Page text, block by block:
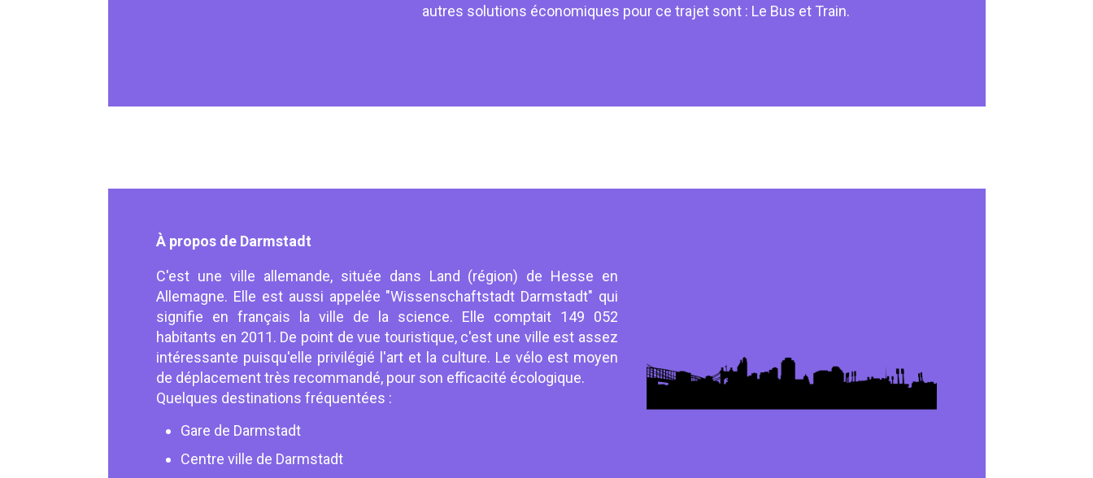
autres solutions économiques pour ce trajet sont : Le Bus et Train.
À propos de Darmstadt
C'est une ville allemande, située dans Land (région) de Hesse en
Allemagne. Elle est aussi appelée "Wissenschaftstadt Darmstadt" qui
signifie en français la ville de la science. Elle comptait 149 052
habitants en 2011. De point de vue touristique, c'est une ville est assez
intéressante puisqu'elle privilégié l'art et la culture. Le vélo est moyen
de déplacement très recommandé, pour son efficacité écologique.
Quelques destinations fréquentées :
Gare de Darmstadt
Centre ville de Darmstadt